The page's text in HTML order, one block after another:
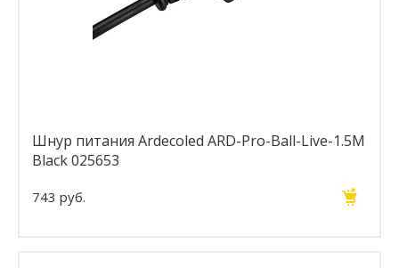
Шнур питания Ardecoled ARD-Pro-Ball-Live-1.5M
Black 025653
743 руб.